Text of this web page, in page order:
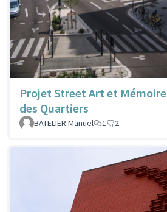
Projet Street Art et Mémoire
des Quartiers
BATELIER Manuel
1 2